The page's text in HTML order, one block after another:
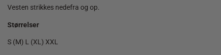
Vesten strikkes nedefra og op.
Størrelser
S (M) L (XL) XXL